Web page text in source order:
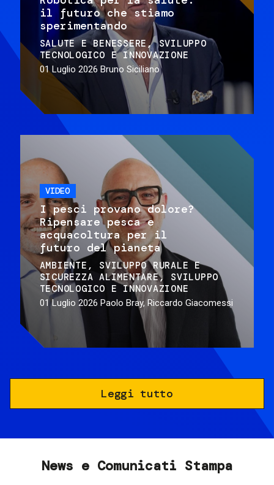
il futuro che stiamo
sperimentando
SALUTE E BENESSERE
SVILUPPO
TECNOLOGICO E INNOVAZIONE
01 Luglio 2026 Bruno Siciliano
VIDEO
I pesci provano dolore?
Ripensare pesca e
acquacoltura per il
futuro del pianeta
AMBIENTE
SVILUPPO RURALE E
SICUREZZA ALIMENTARE
SVILUPPO
TECNOLOGICO E INNOVAZIONE
01 Luglio 2026 Paolo Bray, Riccardo Giacomessi
Leggi tutto
News e Comunicati Stampa